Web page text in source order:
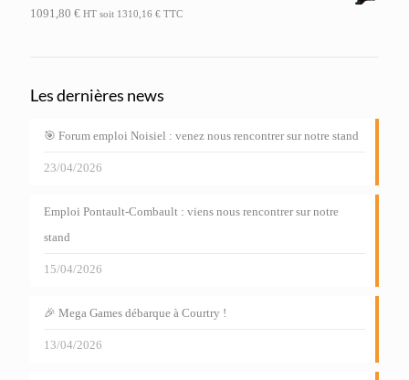
1091,80 € HT soit 1310,16 € TTC
Les dernières news
🎯 Forum emploi Noisiel : venez nous rencontrer sur notre stand
23/04/2026
Emploi Pontault-Combault : viens nous rencontrer sur notre
stand
15/04/2026
🎉 Mega Games débarque à Courtry !
13/04/2026